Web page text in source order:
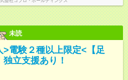
未読
>電験２種以上限定<【足
立支援あり！